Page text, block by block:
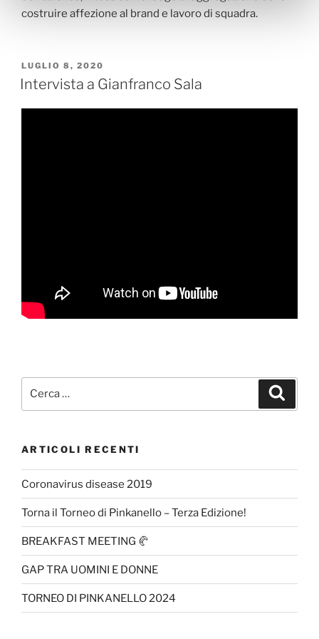
costruire affezione al brand e lavoro di squadra.
LUGLIO 8, 2020
Intervista a Gianfranco Sala
ARTICOLI RECENTI
Coronavirus disease 2019
Torna il Torneo di Pinkanello – Terza Edizione!
BREAKFAST MEETING 🥐
GAP TRA UOMINI E DONNE
TORNEO DI PINKANELLO 2024